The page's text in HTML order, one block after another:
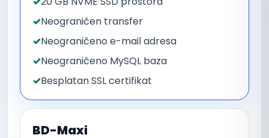
Neograničen transfer
Neograničeno e-mail adresa
Neograničeno MySQL baza
Besplatan SSL certifikat
BD-Maxi